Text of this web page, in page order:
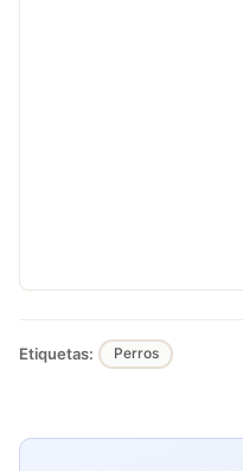
Etiquetas: Perros